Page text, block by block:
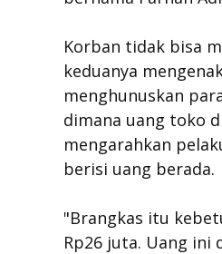
Korban tidak bisa
keduanya
menghunuskan
dimana uang toko
mengarahkan
berisi uang berada.
"Brangkas itu
Rp26 juta. Uang